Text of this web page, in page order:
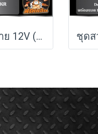
ไขควงคลัชไร้สาย 12V (DCF601N-KR) Dewalt (ตัวเปล่า)